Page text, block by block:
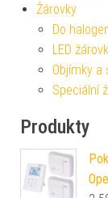
Žárovky
Do
LED
Objímky a
Speciální
Produkty